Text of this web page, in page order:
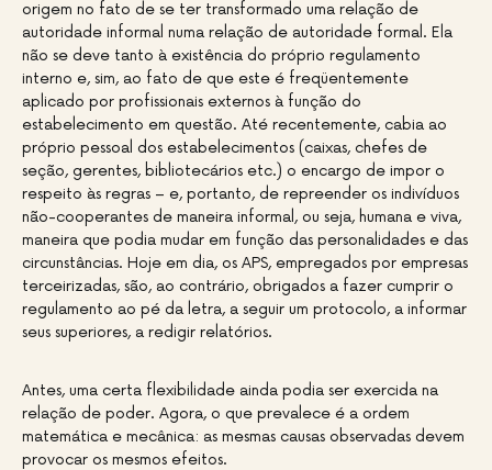
origem no fato de se ter transformado uma relação de
autoridade informal numa relação de autoridade formal. Ela
não se deve tanto à existência do próprio regulamento
interno e, sim, ao fato de que este é freqüentemente
aplicado por profissionais externos à função do
estabelecimento em questão. Até recentemente, cabia ao
próprio pessoal dos estabelecimentos (caixas, chefes de
seção, gerentes, bibliotecários etc.) o encargo de impor o
respeito às regras – e, portanto, de repreender os indivíduos
não-cooperantes de maneira informal, ou seja, humana e viva,
maneira que podia mudar em função das personalidades e das
circunstâncias. Hoje em dia, os APS, empregados por empresas
terceirizadas, são, ao contrário, obrigados a fazer cumprir o
regulamento ao pé da letra, a seguir um protocolo, a informar
seus superiores, a redigir relatórios.
Antes, uma certa flexibilidade ainda podia ser exercida na
relação de poder. Agora, o que prevalece é a ordem
matemática e mecânica: as mesmas causas observadas devem
provocar os mesmos efeitos.